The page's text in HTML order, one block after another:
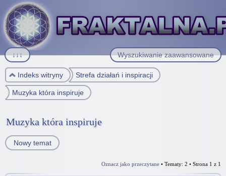
Wyszukiwanie zaawansowane
↓↓↓
Indeks witryny Strefa działań i inspiracji
Muzyka która inspiruje
Muzyka która inspiruje
Nowy temat
Oznacz jako przeczytane • Tematy: 2 • Strona 1 z 1